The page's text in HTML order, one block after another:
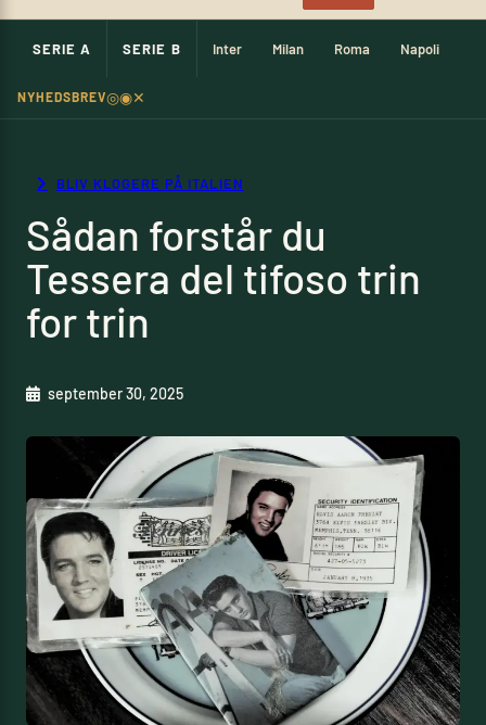
SERIE A SERIE B Inter Milan Roma Napoli
NYHEDSBREV◎◉✕
BLIV KLOGERE PÅ ITALIEN
Sådan forstår du
Tessera del tifoso trin
for trin
september 30, 2025